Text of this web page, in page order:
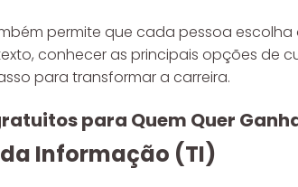
permite que cada pessoa escolha
conhecer as principais opções de
para transformar a carreira.
para Quem Quer
Informação (TI)